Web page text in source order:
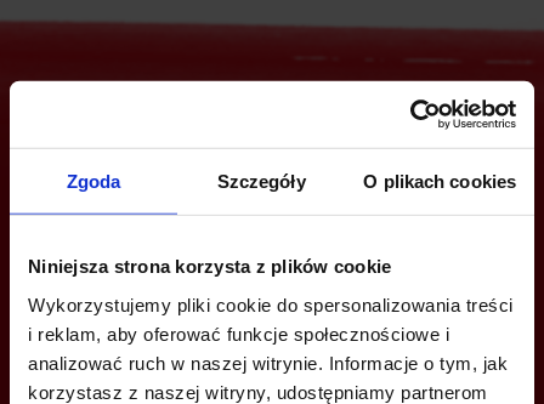
Zgoda Szczegóły O plikach cookies
Niniejsza strona korzysta z plików cookie
Wykorzystujemy pliki cookie do spersonalizowania treści
i reklam, aby oferować funkcje społecznościowe i
analizować ruch w naszej witrynie. Informacje o tym, jak
korzystasz z naszej witryny, udostępniamy partnerom
Jesteś zainteresowany tą ofertą?
ZADZWOŃ I DOWIEDZ SIĘ WIĘCEJ
+48 22 167 04 00
info@bazabiur.pl